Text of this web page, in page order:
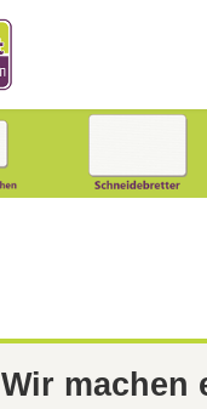
Wir machen